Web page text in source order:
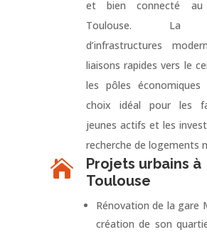
et bien connecté
Toulouse. La
d’infrastructures
liaisons rapides vers le
les pôles
choix idéal pour les
jeunes actifs et les
recherche de logements

Projets urbains à
Toulouse
Rénovation de la gare
création de son